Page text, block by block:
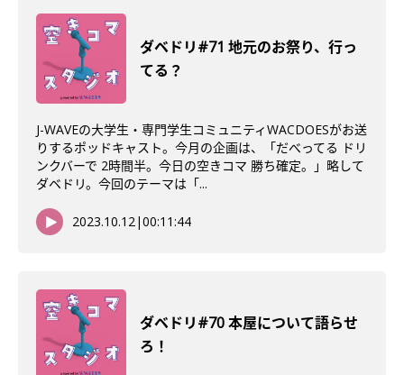
ダベドリ#71 地元のお祭り、行っ
てる？
J-WAVEの大学生・専門学生コミュニティWACDOESがお送
りするポッドキャスト。今月の企画は、「だべってる ドリ
ンクバーで 2時間半。今日の空きコマ 勝ち確定。」略して
ダベドリ。今回のテーマは「...
2023.10.12|00:11:44
ダベドリ#70 本屋について語らせ
ろ！